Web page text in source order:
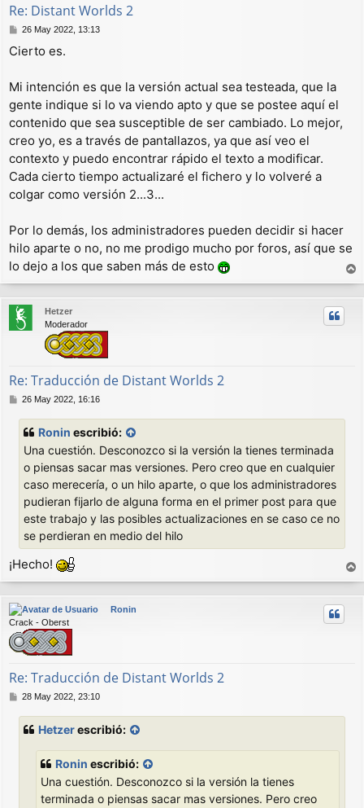
Re: Distant Worlds 2
M
n
a
j
e
26 May 2022, 13:13
Cierto es.
Mi intención es que la versión actual sea testeada, que la
gente indique si lo va viendo apto y que se postee aquí el
contenido que sea susceptible de ser cambiado. Lo mejor,
creo yo, es a través de pantallazos, ya que así veo el
contexto y puedo encontrar rápido el texto a modificar.
Cada cierto tiempo actualizaré el fichero y lo volveré a
colgar como versión 2...3...
Por lo demás, los administradores pueden decidir si hacer
hilo aparte o no, no me prodigo mucho por foros, así que se
lo dejo a los que saben más de esto
r
r
Hetzer
Moderador
Re: Traducción de Distant Worlds 2
M
26 May 2022, 16:16
Ronin escribió:
Una cuestión. Desconozco si la versión la tienes terminada
o piensas sacar mas versiones. Pero creo que en cualquier
caso merecería, o un hilo aparte, o que los administradores
pudieran fijarlo de alguna forma en el primer post para que
este trabajo y las posibles actualizaciones en se caso ce no
se perdieran en medio del hilo
¡Hecho!
r
r
Ronin
Crack - Oberst
Re: Traducción de Distant Worlds 2
M
28 May 2022, 23:10
Hetzerescribió:
Ronin escribió:
Una cuestión. Desconozco si la versión la tienes
terminada o piensas sacar mas versiones. Pero creo